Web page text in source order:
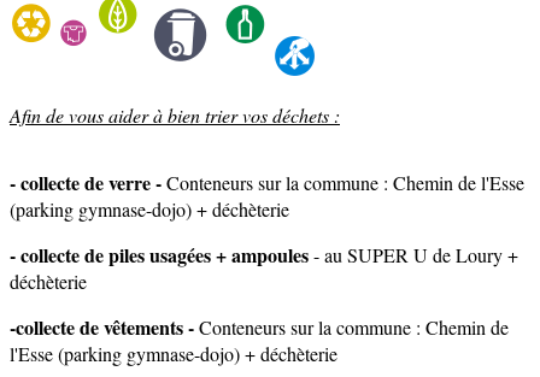
Afin de vous aider à bien trier vos déchets :
- collecte de verre -Conteneurs sur la commune : Chemin de l'Esse
(parking gymnase-dojo) + déchèterie
- collecte de piles usagées + ampoules- au SUPER U de Loury +
déchèterie
-collecte de vêtements -Conteneurs sur la commune : Chemin de
l'Esse (parking gymnase-dojo) + déchèterie